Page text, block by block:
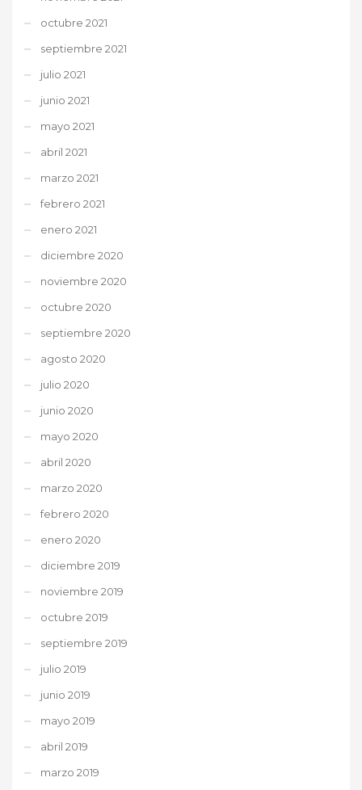
octubre 2021
septiembre 2021
julio 2021
junio 2021
mayo 2021
abril 2021
marzo 2021
febrero 2021
enero 2021
diciembre 2020
noviembre 2020
octubre 2020
septiembre 2020
agosto 2020
julio 2020
junio 2020
mayo 2020
abril 2020
marzo 2020
febrero 2020
enero 2020
diciembre 2019
noviembre 2019
octubre 2019
septiembre 2019
julio 2019
junio 2019
mayo 2019
abril 2019
marzo 2019